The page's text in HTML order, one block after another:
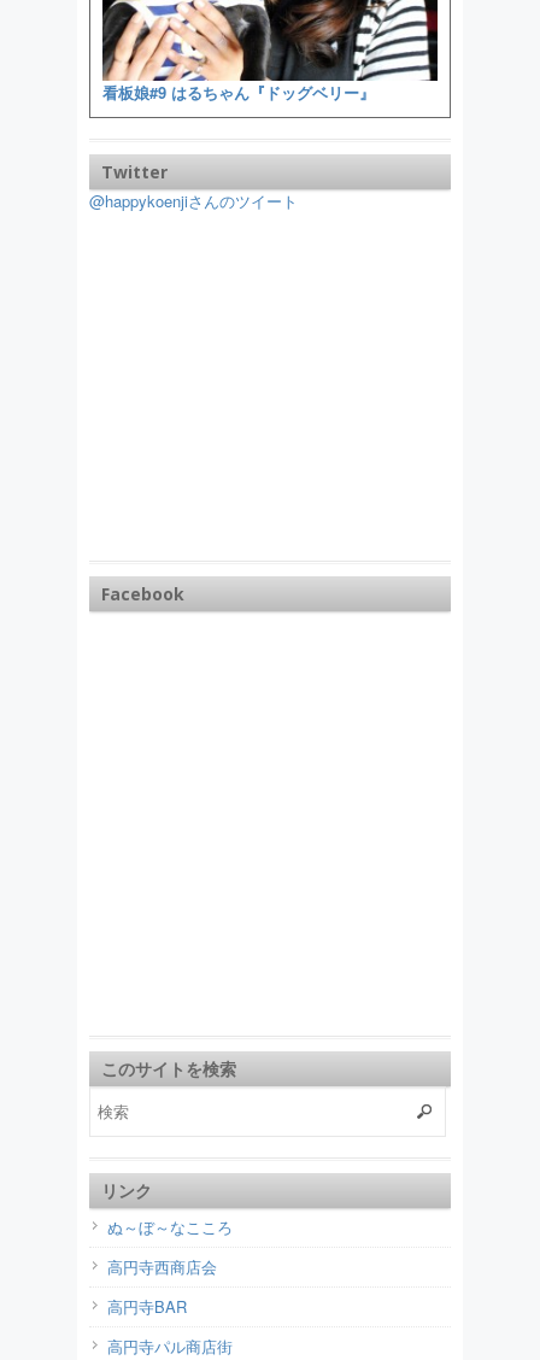
看板娘#9 はるちゃん『ドッグベリー』
Twitter
@happykoenjiさんのツイート
Facebook
このサイトを検索
リンク
ぬ～ぼ～なこころ
高円寺西商店会
高円寺BAR
高円寺パル商店街